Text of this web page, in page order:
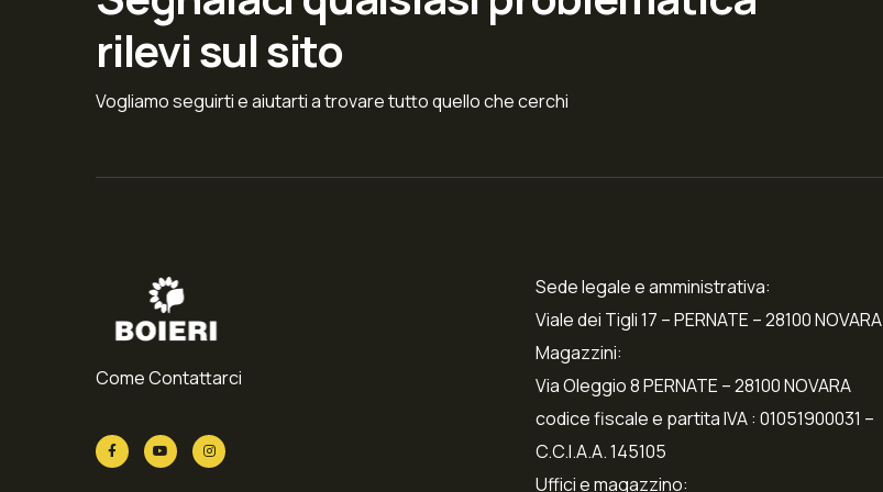
rilevi sul sito
Vogliamo seguirti e aiutarti a trovare tutto quello che cerchi
Come Contattarci
Sede legale e amministrativa:
Viale dei Tigli 17 – PERNATE – 28100 NOVARA
Magazzini:
Via Oleggio 8 PERNATE – 28100 NOVARA
codice fiscale e partita IVA : 01051900031 –
C.C.I.A.A. 145105
Uffici e magazzino: